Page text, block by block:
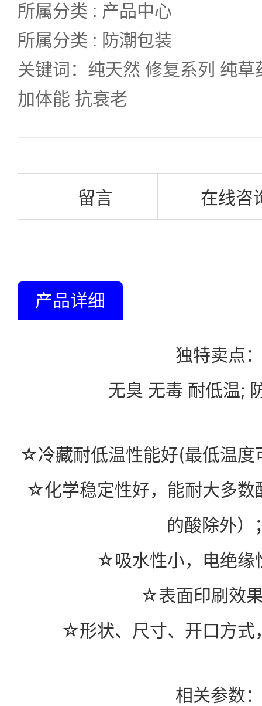
所属分类 : 产品中心
所属分类 : 防潮包装
关键词：纯天然 修复系列 纯
加体能 抗衰老
留言 在线咨
产品详细
独特卖点
无臭 无毒 耐低温; 防
☆冷藏耐低温性能好(最低温
☆化学稳定性好，能耐大多数
的酸除外）
☆吸水性小，电绝缘
☆表面印刷效
☆形状、尺寸、开口方式
相关参数